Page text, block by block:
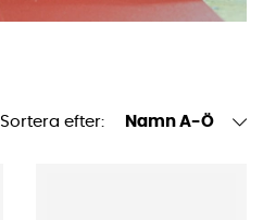
Sortera efter:
Namn A-Ö